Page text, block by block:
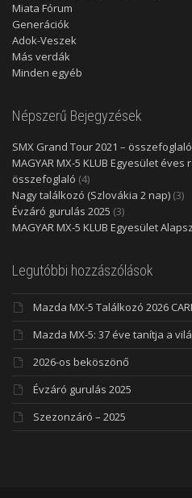
Miata Fórum
Generációk
Adok-Veszek
Más verdák
Minden egyéb
Népszerű Bejegyzések
SMX Grand Tour 2021 – összefoglaló
MAGYAR MX-5 KLUB Egyesület
összefoglaló (4)
Nagy találkozó (Szlovákia 2 nap) (3)
Évzáró gurulás 2025 (3)
MAGYAR MX-5 KLUB Egyesület
Legutóbbi hozzászólások
Mazda MX-5 Találkozó 2026
Mazda MX-5: 37 éve tanítja a
2026-os beköszönő
Évzáró gurulás 2025
Szezonzáró – 2025